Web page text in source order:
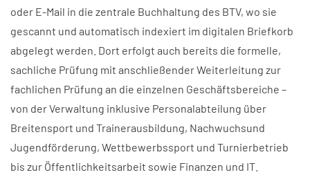
oder E-Mail in die zentrale Buchhaltung des BTV, wo sie
gescannt und automatisch indexiert im digitalen Briefkorb
abgelegt werden. Dort erfolgt auch bereits die formelle,
sachliche Prüfung mit anschließender Weiterleitung zur
fachlichen Prüfung an die einzelnen Geschäftsbereiche –
von der Verwaltung inklusive Personalabteilung über
Breitensport und Trainerausbildung, Nachwuchsund
Jugendförderung, Wettbewerbssport und Turnierbetrieb
bis zur Öffentlichkeitsarbeit sowie Finanzen und IT.